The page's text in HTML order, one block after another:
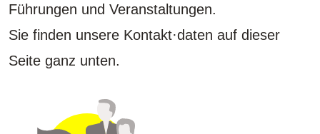
Führungen und Veranstaltungen.
Sie finden unsere Kontakt·daten auf dieser
Seite ganz unten.